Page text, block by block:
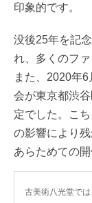
印象的です。
没後25年を記
れ、多くのファ
また、2020年
会が東京都渋
定でした。こ
の影響により
あらためての
古美術八光堂で